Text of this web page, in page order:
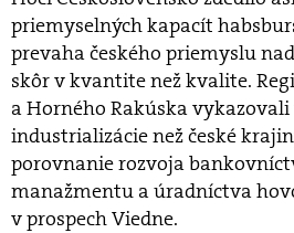
priemyselných kapacít
prevaha českého priemyslu
skôr v kvantite než kvalite.
a Horného Rakúska
industrializácie než české
porovnanie rozvoja
manažmentu a úradníctva
v prospech Viedne.